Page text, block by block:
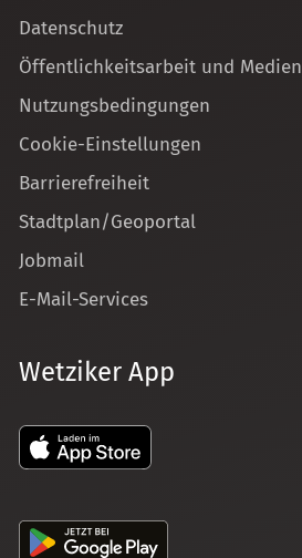
Datenschutz
Öffentlichkeitsarbeit und Medien
Nutzungsbedingungen
Cookie-Einstellungen
Barrierefreiheit
Stadtplan/Geoportal
Jobmail
E-Mail-Services
Wetziker App